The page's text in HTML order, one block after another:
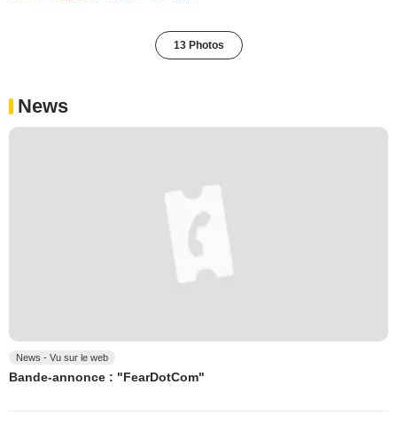
13 Photos
News
News - Vu sur le web
Bande-annonce : "FearDotCom"